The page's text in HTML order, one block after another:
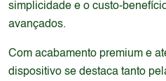
simplicidade e o custo-
avançados.
Com acabamento premium e
dispositivo se destaca tanto